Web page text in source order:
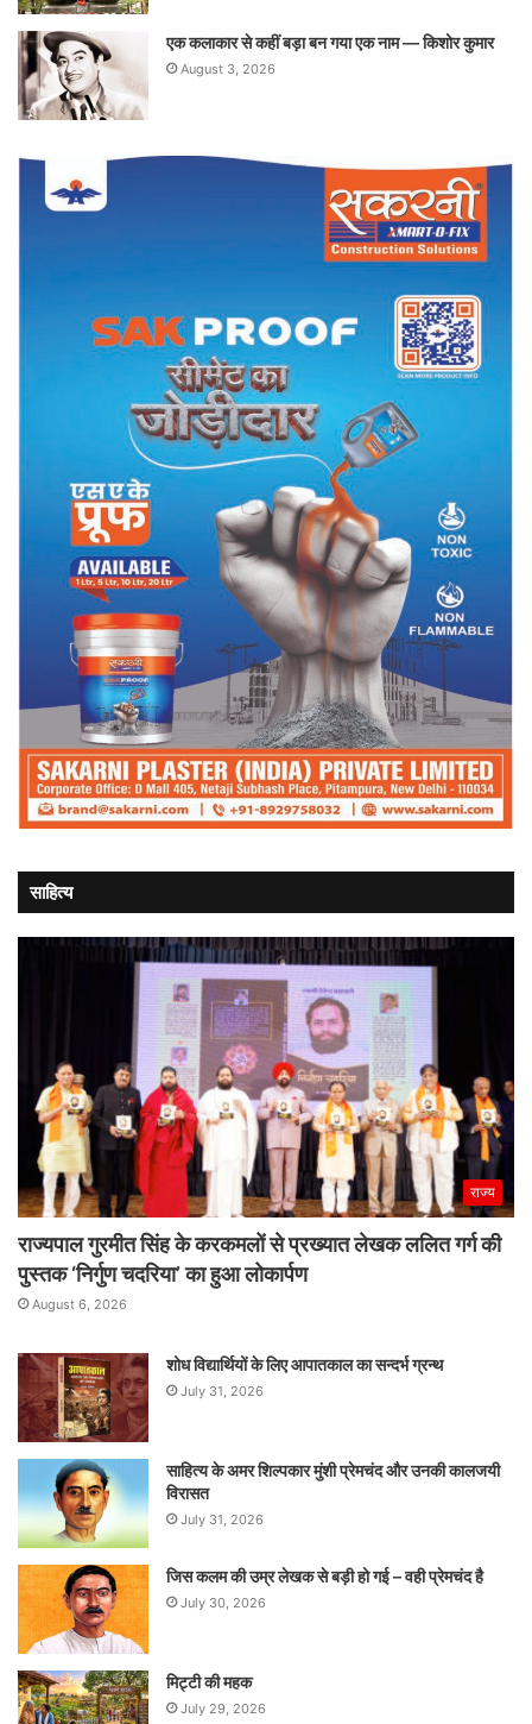
एक कलाकार से कहीं बड़ा बन गया एक नाम — किशोर कुमार
August 3, 2026
साहित्य
राज्य
राज्यपाल गुरमीत सिंह के करकमलों से प्रख्यात लेखक ललित गर्ग की
पुस्तक ‘निर्गुण चदरिया’ का हुआ लोकार्पण
August 6, 2026
शोध विद्यार्थियों के लिए आपातकाल का सन्दर्भ ग्रन्थ
July 31, 2026
साहित्य के अमर शिल्पकार मुंशी प्रेमचंद और उनकी कालजयी
विरासत
July 31, 2026
जिस कलम की उम्र लेखक से बड़ी हो गई – वही प्रेमचंद है
July 30, 2026
मिट्टी की महक
July 29, 2026